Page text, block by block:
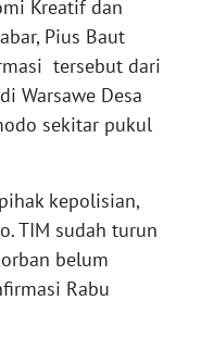
Kreatif dan
Pius Baut
tersebut dari
Warsawe Desa
sekitar pukul
kepolisian,
TIM sudah turun
belum
Rabu